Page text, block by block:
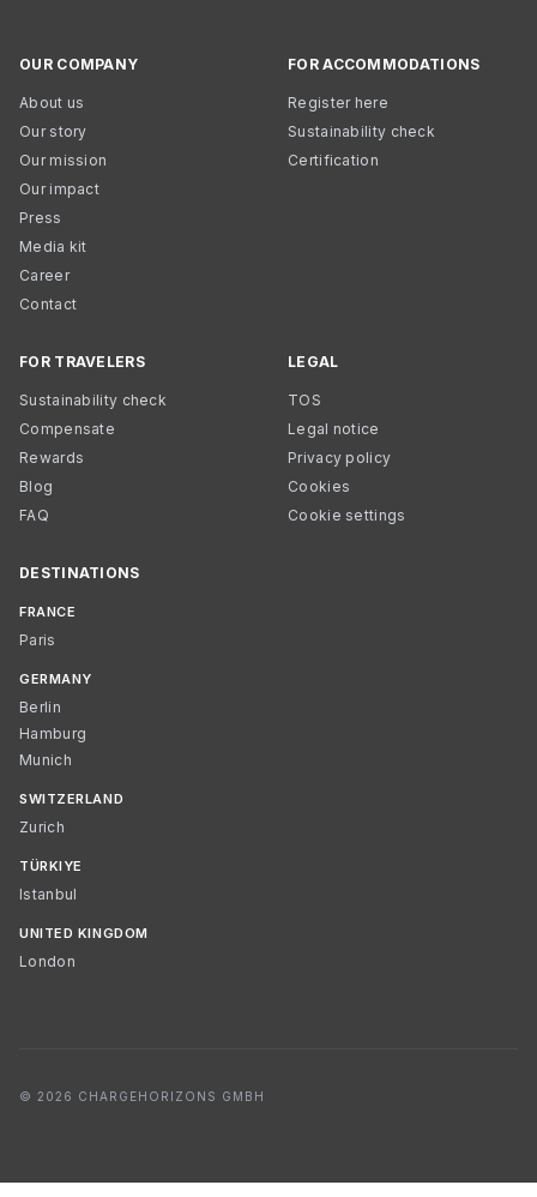
OUR COMPANY
About us
Our story
Our mission
Our impact
Press
Media kit
Career
Contact
FOR ACCOMMODATIONS
Register here
Sustainability check
Certification
FOR TRAVELERS
Sustainability check
Compensate
Rewards
Blog
FAQ
LEGAL
TOS
Legal notice
Privacy policy
Cookies
Cookie settings
DESTINATIONS
FRANCE
Paris
GERMANY
Berlin
Hamburg
Munich
SWITZERLAND
Zurich
TÜRKIYE
Istanbul
UNITED KINGDOM
London
© 2026 CHARGEHORIZONS GMBH